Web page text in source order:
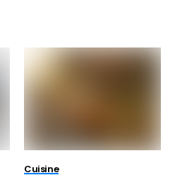
Cuisine